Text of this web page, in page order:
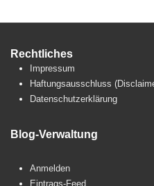
Rechtliches
Impressum
Haftungsausschluss
Datenschutzerklärung
Blog-Verwaltung
Anmelden
Eintrags-Feed